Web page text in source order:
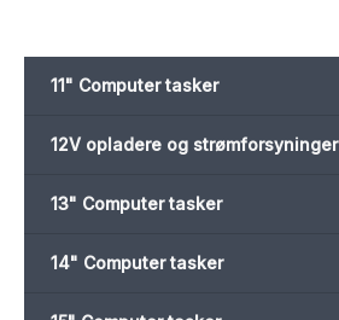
11" Computer tasker
12V opladere og strømforsyninger
13" Computer tasker
14" Computer tasker